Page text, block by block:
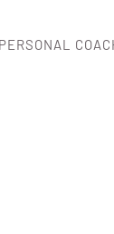
PERSONAL